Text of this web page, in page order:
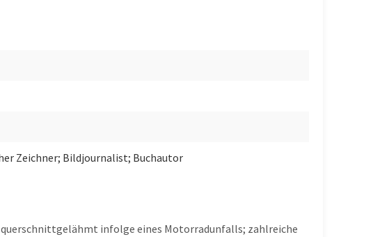
Zeichner; Bildjournalist; Buchautor
querschnittgelähmt infolge eines Motorradunfalls; zahlreiche